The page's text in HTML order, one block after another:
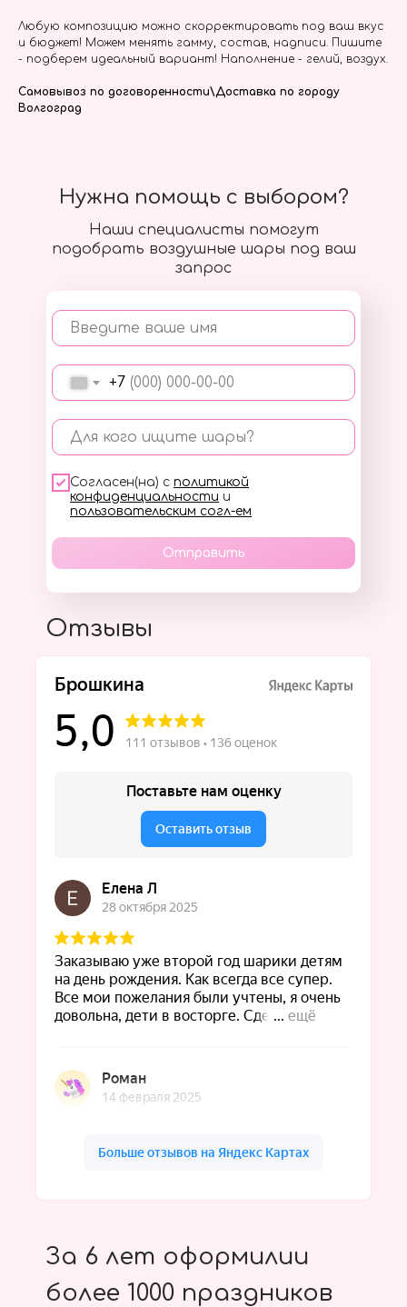
Любую композицию можно скорректировать под ваш вкус
и бюджет! Можем менять гамму, состав, надписи. Пишите
- подберем идеальный вариант! Наполнение - гелий, воздух.
Самовывоз по договоренности\Доставка по городу
Волгоград
Наши специалисты помогут
подобрать воздушные шары под ваш
запрос
Введите ваше имя
+7
Для кого ищите шары?
Согласен(на) с политикой
конфиденциальности и
пользовательским согл-ем
Отправить
Нужна помощь с выбором?
Отзывы
За 6 лет оформилии
более 1000 праздников